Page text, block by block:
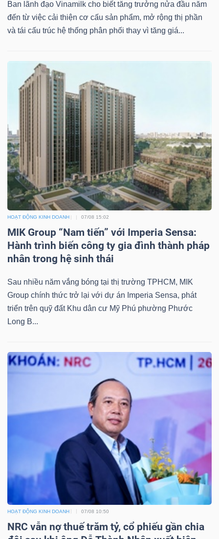
Ban lãnh đạo Vinamilk cho biết tăng trưởng nửa đầu năm
đến từ việc cải thiện cơ cấu sản phẩm, mở rộng thị phần
và tái cấu trúc hệ thống phân phối thay vì tăng giá...
HOẠT ĐỘNG KINH DOANH 07/08 15:02
MIK Group “Nam tiến” với Imperia Sensa:
Hành trình biến công ty gia đình thành pháp
nhân trong hệ sinh thái
Sau nhiều năm vắng bóng tại thị trường TPHCM, MIK
Group chính thức trở lại với dự án Imperia Sensa, phát
triển trên quỹ đất Khu dân cư Mỹ Phú phường Phước
Long B...
HOẠT ĐỘNG KINH DOANH 07/08 10:50
NRC vẫn nợ thuế trăm tỷ, cổ phiếu gần chia
VỤ
TRUYỀN
THÔNG
TIỆN
ÍCH
ĐỘNG
SẢN
Mã
chứng
khoán
(-)
Lãnh
Tất cả Người nội bộ Người liên quan
Bài
viết
của